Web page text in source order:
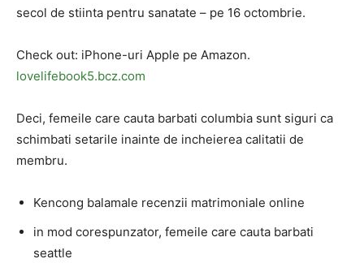
secol de stiinta pentru sanatate – pe 16 octombrie.
Check out: iPhone-uri Apple pe Amazon.
lovelifebook5.bcz.com
Deci, femeile care cauta barbati columbia sunt siguri ca
schimbati setarile inainte de incheierea calitatii de
membru.
Kencong balamale recenzii matrimoniale online
in mod corespunzator, femeile care cauta barbati
seattle